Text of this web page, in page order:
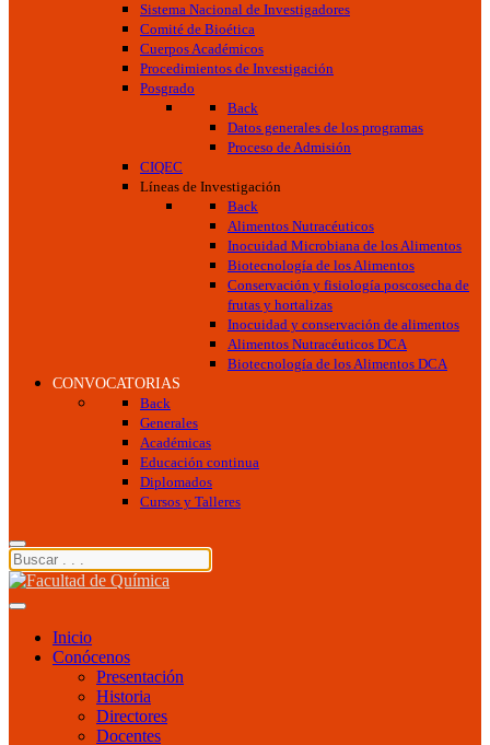
Sistema Nacional de Investigadores
Comité de Bioética
Cuerpos Académicos
Procedimientos de Investigación
Posgrado
Back
Datos generales de los programas
Proceso de Admisión
CIQEC
Líneas de Investigación
Back
Alimentos Nutracéuticos
Inocuidad Microbiana de los Alimentos
Biotecnología de los Alimentos
Conservación y fisiología poscosecha de
frutas y hortalizas
Inocuidad y conservación de alimentos
Alimentos Nutracéuticos DCA
Biotecnología de los Alimentos DCA
CONVOCATORIAS
Back
Generales
Académicas
Educación continua
Diplomados
Cursos y Talleres
Inicio
Conócenos
Presentación
Historia
Directores
Docentes